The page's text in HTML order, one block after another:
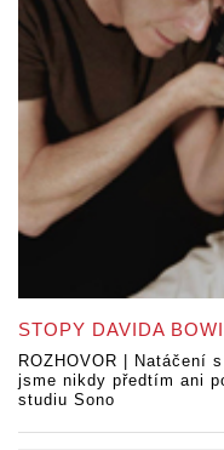
STOPY DAVIDA
ROZHOVOR | Natáčení
jsme nikdy předtím ani
studiu Sono